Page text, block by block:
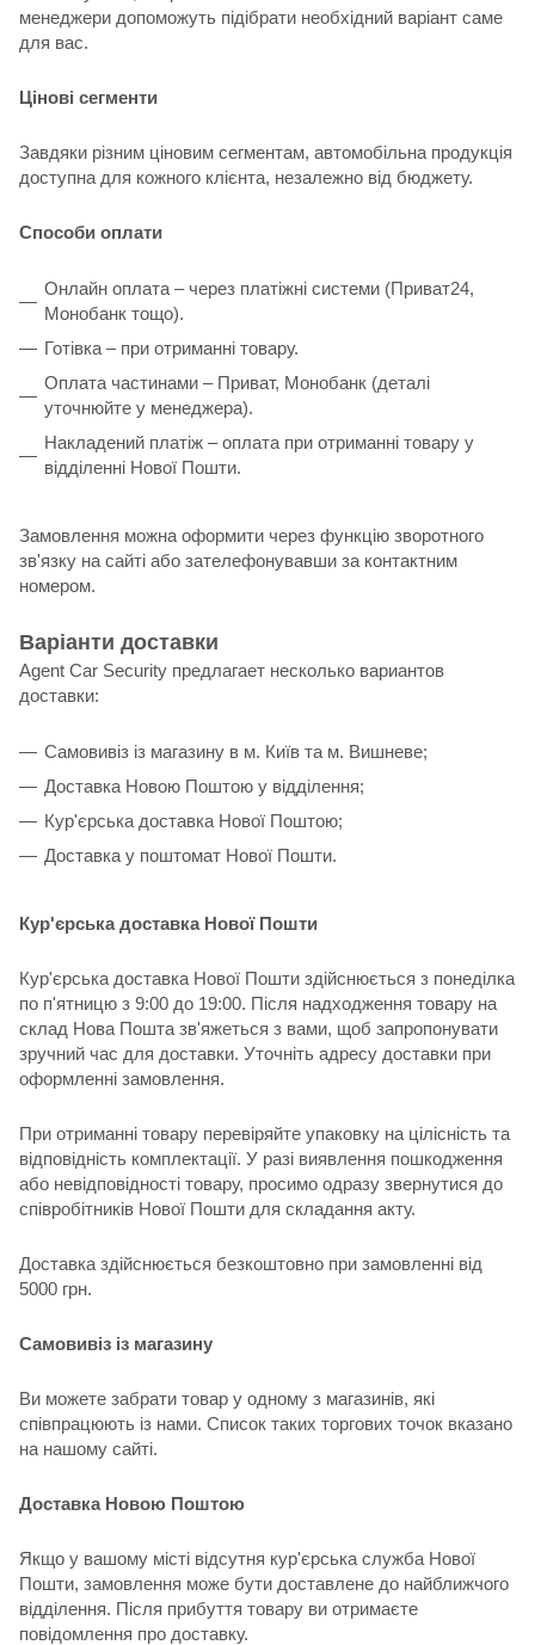
менеджери допоможуть підібрати необхідний варіант саме
для вас.
Цінові сегменти
Завдяки різним ціновим сегментам, автомобільна продукція
доступна для кожного клієнта, незалежно від бюджету.
Способи оплати
Онлайн оплата – через платіжні системи (Приват24,
Монобанк тощо).
Готівка – при отриманні товару.
Оплата частинами – Приват, Монобанк (деталі
уточнюйте у менеджера).
Накладений платіж – оплата при отриманні товару у
відділенні Нової Пошти.
Замовлення можна оформити через функцію зворотного
зв'язку на сайті або зателефонувавши за контактним
номером.
Варіанти доставки
Agent Car Security предлагает несколько вариантов
доставки:
Самовивіз із магазину в м. Київ та м. Вишневе;
Доставка Новою Поштою у відділення;
Кур'єрська доставка Нової Поштою;
Доставка у поштомат Нової Пошти.
Кур'єрська доставка Нової Пошти
Кур'єрська доставка Нової Пошти здійснюється з понеділка
по п'ятницю з 9:00 до 19:00. Після надходження товару на
склад Нова Пошта зв'яжеться з вами, щоб запропонувати
зручний час для доставки. Уточніть адресу доставки при
оформленні замовлення.
При отриманні товару перевіряйте упаковку на цілісність та
відповідність комплектації. У разі виявлення пошкодження
або невідповідності товару, просимо одразу звернутися до
співробітників Нової Пошти для складання акту.
Доставка здійснюється безкоштовно при замовленні від
5000 грн.
Самовивіз із магазину
Ви можете забрати товар у одному з магазинів, які
співпрацюють із нами. Список таких торгових точок вказано
на нашому сайті.
Доставка Новою Поштою
Якщо у вашому місті відсутня кур'єрська служба Нової
Пошти, замовлення може бути доставлене до найближчого
відділення. Після прибуття товару ви отримаєте
повідомлення про доставку.